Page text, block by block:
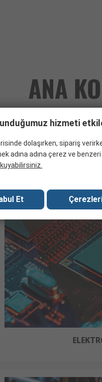
ANA
hizmeti
dolaşırken, sipariş
adına adına çerez ve
Et